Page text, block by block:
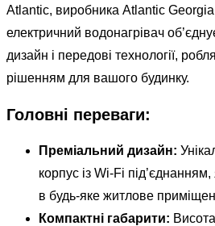
Atlantic, виробника Atlantic
електричний водонагрівач
дизайн і передові технології,
рішенням для вашого будинку.
Головні переваги:
Преміальний дизайн:
корпус із Wi-Fi
в будь-яке житлове
Компактні габарити: